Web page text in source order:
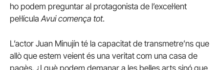
ho podem preguntar al protagonista de l’excel·lent
pel·lículaAvui comença tot.
L’actor Juan Minujín té la capacitat de transmetre’ns que
allò que estem veient és una veritat com una casa de